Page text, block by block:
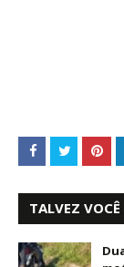
TALVEZ